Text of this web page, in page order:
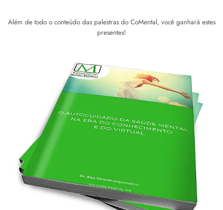
Além de todo o conteúdo das palestras do CoMental, você ganhará estes
presentes!